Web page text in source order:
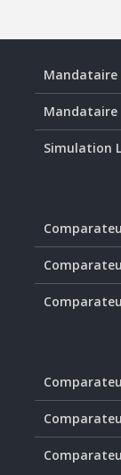
Mandataire
Simulation